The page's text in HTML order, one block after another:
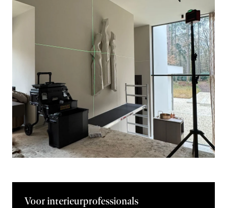
Voor interieurprofessionals